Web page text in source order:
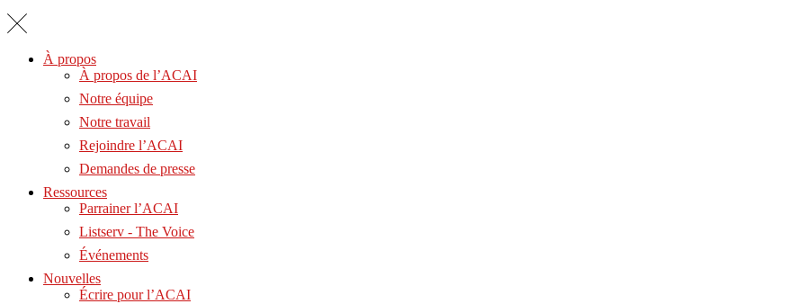
À propos
À propos de l’ACAI
Notre équipe
Notre travail
Rejoindre l’ACAI
Demandes de presse
Ressources
Parrainer l’ACAI
Listserv - The Voice
Événements
Nouvelles
Écrire pour l’ACAI